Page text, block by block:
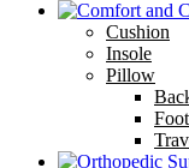
Cushion
Insole
Pillow